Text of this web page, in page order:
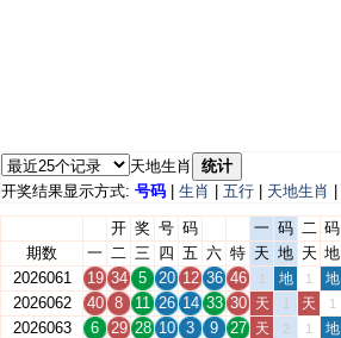
天地生肖
统计
开奖结果显示方式: 号码 生肖 五行 天地生肖
开 奖 号 码 一 码 二 码
期数
一 二 三 四 五 六 特 天 地 天 地
2026061
19 34 5 20 12 36 46 1 地 1 地
2026062 40 8 11 26 14 33 30 天 1 天 1
2026063 6 29 28 10 3 9 27 天 2 1 地